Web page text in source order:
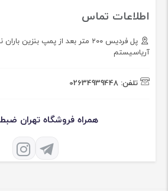
اطلاعات تماس
آریاسیستم
تلفن: 02634939448
همراه فروشگاه تهران